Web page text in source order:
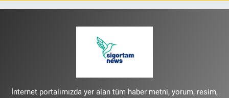
İnternet portalımızda yer alan tüm haber metni, yorum, resim,